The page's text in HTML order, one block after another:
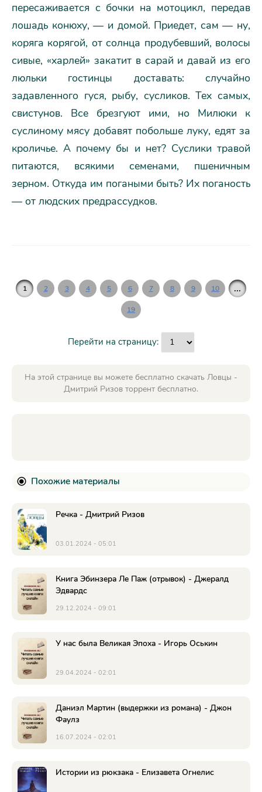
пересаживается с бочки на мотоцикл, передав
лошадь конюху, — и домой. Приедет, сам — ну,
коряга корягой, от солнца продубевший, волосы
сивые, «харлей» закатит в сарай и давай из его
люльки гостинцы доставать: случайно
задавленного гуся, рыбу, сусликов. Тех самых,
свистунов. Все брезгуют ими, но Милюки к
суслиному мясу добавят побольше луку, едят за
кроличье. А почему бы и нет? Суслики травой
питаются, всякими семенами, пшеничным
зерном. Откуда им погаными быть? Их поганость
— от людских предрассудков.
1 2 3 4 5 6 7 8 9 10 ...
19
Перейти на страницу:
На этой странице вы можете бесплатно скачать Ловцы -
Дмитрий Ризов торрент бесплатно.
Похожие материалы
Речка - Дмитрий Ризов
03.01.2024 - 05:01
Книга Эбинзера Ле Паж (отрывок) - Джералд
Эдвардс
29.12.2024 - 09:01
У нас была Великая Эпоха - Игорь Оськин
29.04.2024 - 02:01
Даниэл Мартин (выдержки из романа) - Джон
Фаулз
16.07.2024 - 02:01
Истории из рюкзака - Елизавета Огнелис